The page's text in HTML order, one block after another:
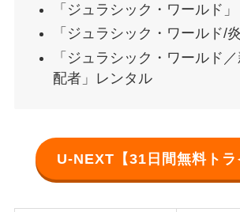
「ジュラシック・ワールド」
「ジュラシック・ワールド/
「ジュラシック・ワールド
配者」レンタル
U-NEXT【31日間無料トラ